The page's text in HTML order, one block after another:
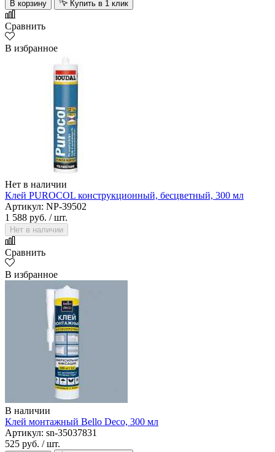
В корзину Купить в 1 клик
Сравнить
В избранное
Нет в наличии
Клей PUROCOL конструкционный, бесцветный, 300 мл
Артикул: NP-39502
1 588 руб. / шт.
Нет в наличии
Сравнить
В избранное
В наличии
Клей монтажный Bello Deco, 300 мл
Артикул: sn-35037831
525 руб. / шт.